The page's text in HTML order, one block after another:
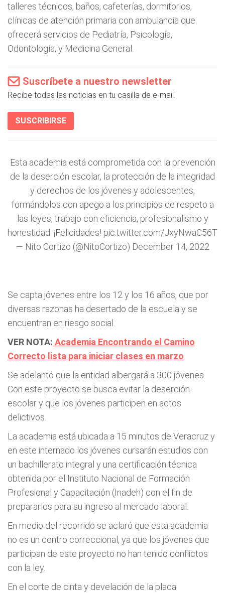
talleres técnicos, baños, cafeterías, dormitorios,
clínicas de atención primaria con ambulancia que
ofrecerá servicios de Pediatría, Psicología,
Odontología, y Medicina General.
Suscríbete a nuestro newsletter
Recibe todas las noticias en tu casilla de e-mail.
SUSCRIBIRSE
Esta academia está comprometida con la prevención
de la deserción escolar, la protección de la integridad
y derechos de los jóvenes y adolescentes,
formándolos con apego a los principios de respeto a
las leyes, trabajo con eficiencia, profesionalismo y
honestidad. ¡Felicidades! pic.twitter.com/JxyNwaC56T
— Nito Cortizo (@NitoCortizo) December 14, 2022
Se capta jóvenes entre los 12 y los 16 años, que por
diversas razonas ha desertado de la escuela y se
encuentran en riesgo social.
VER NOTA: Academia Encontrando el Camino
Correcto lista para iniciar clases en marzo
Se adelantó que la entidad albergará a 300 jóvenes.
Con este proyecto se busca evitar la deserción
escolar y que los jóvenes participen en actos
delictivos.
La academia está ubicada a 15 minutos de Veracruz y
en este internado los jóvenes cursarán estudios con
un bachillerato integral y una certificación técnica
obtenida por el Instituto Nacional de Formación
Profesional y Capacitación (Inadeh) con el fin de
prepararlos para su ingreso al mercado laboral.
En medio del recorrido se aclaró que esta academia
no es un centro correccional, ya que los jóvenes que
participan de este proyecto no han tenido conflictos
con la ley.
En el corte de cinta y develación de la placa